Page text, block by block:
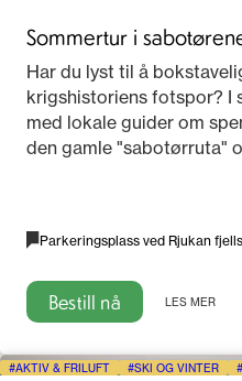
Sommertur i
Har du lyst til å
krigshistoriens fotspor? I
med lokale guider om
den gamle "sabotørruta"
Parkeringsplass ved Rjukan
Bestill nå LES MER
AKTIV & FRILUFT SKI OG VINTER